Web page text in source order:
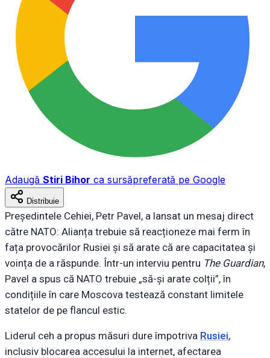
Adaugă Stiri Bihor ca sursăpreferată pe Google
Distribuie
Președintele Cehiei, Petr Pavel, a lansat un mesaj direct
către NATO: Alianța trebuie să reacționeze mai ferm în
fața provocărilor Rusiei și să arate că are capacitatea și
voința de a răspunde. Într-un interviu pentru The Guardian,
Pavel a spus că NATO trebuie „să-și arate colții”, în
condițiile în care Moscova testează constant limitele
statelor de pe flancul estic.
Liderul ceh a propus măsuri dure împotriva Rusiei,
inclusiv blocarea accesului la internet, afectarea